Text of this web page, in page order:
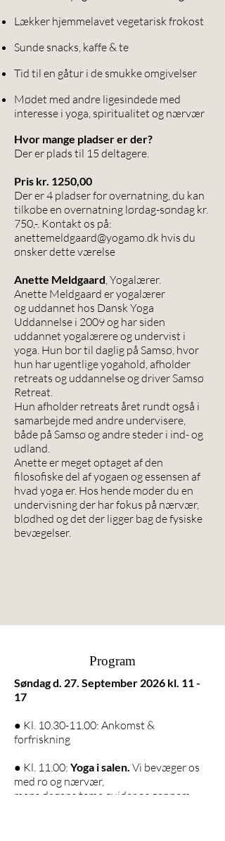
Lækker hjemmelavet vegetarisk frokost
Sunde snacks, kaffe & te
Tid til en gåtur i de smukke omgivelser
Mødet med andre ligesindede med
interesse i yoga, spiritualitet og nærvær
Hvor mange pladser er der?
Der er plads til 15 deltagere.
Pris kr. 1250,00
Der er 4 pladser for overnatning, du kan
tilkøbe en overnatning lørdag-søndag kr.
750,-. Kontakt os på:
anettemeldgaard@yogamo.dk hvis du
ønsker dette værelse
Anette Meldgaard, Yogalærer.
Anette Meldgaard er yogalærer
og uddannet hos Dansk Yoga
Uddannelse i 2009 og har siden
uddannet yogalærere og undervist i
yoga. Hun bor til daglig på Samsø, hvor
hun har ugentlige yogahold, afholder
retreats og uddannelse og driver Samsø
Retreat.
Hun afholder retreats året rundt også i
samarbejde med andre undervisere,
både på Samsø og andre steder i ind- og
udland.
Anette er meget optaget af den
filosofiske del af yogaen og essensen af
hvad yoga er. Hos hende møder du en
undervisning der har fokus på nærvær,
blødhed og det der ligger bag de fysiske
bevægelser.
Program
Søndag d. 27. September 2026 kl. 11 -
17
● Kl. 10.30-11.00: Ankomst &
forfriskning
● Kl. 11.00: Yoga i salen. Vi bevæger os
med ro og nærvær,
mens dagens tema guider os gennem